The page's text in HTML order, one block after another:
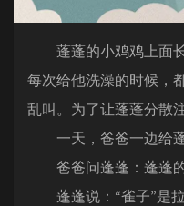
蓬蓬的小鸡鸡上面长
每次给他洗澡的时候，
乱叫。为了让蓬蓬分散
一天，爸爸一边给蓬
爸爸问蓬蓬：蓬蓬的
蓬蓬说：“雀子”是拉